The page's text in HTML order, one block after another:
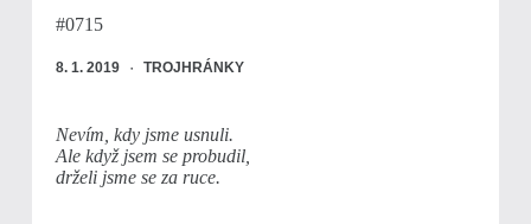
#0715
8. 1. 2019 TROJHRÁNKY
Nevím, kdy jsme usnuli.
Ale když jsem se probudil,
drželi jsme se za ruce.